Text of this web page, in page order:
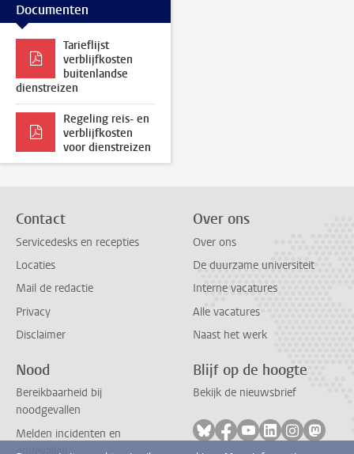
Documenten
Tarieflijst
verblijfkosten
buitenlandse
dienstreizen
Regeling reis- en
verblijfkosten
voor dienstreizen
Contact
Servicedesks en recepties
Locaties
Mail de redactie
Privacy
Disclaimer
Over ons
Over ons
De duurzame universiteit
Interne vacatures
Alle vacatures
Naast het werk
Nood
Bereikbaarheid bij
noodgevallen
Melden incidenten en
Blijf op de hoogte
Bekijk de nieuwsbrief
Volg ons op bluesky
Volg ons op facebook
Volg ons op
Volg ons op
Volg ons
Volg